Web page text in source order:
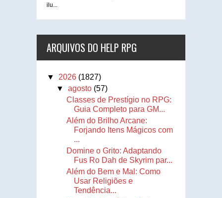
ilu...
ARQUIVOS DO HELP RPG
▼ 2026 (1827)
▼agosto (57)
Classes de Prestígio no RPG:
Guia Completo para GM...
Além do Brilho Arcane:
Forjando Itens Mágicos com
...
Domine o Grito: Adaptando
Fus Ro Dah de Skyrim par...
Além do Bem e Mal: Como
Usar Religiões e
Tendência...